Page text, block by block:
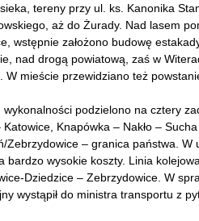
tereny przy ul. ks. Kanonika
aż do Żurady. Nad lasem
wstępnie założono budowę
nad drogą powiatową, zaś w
W mieście przewidziano też
wykonalności podzielono na cztery
Katowice, Knapówka – Nakło –
Zebrzydowice – granica państwa. W
bardzo wysokie koszty. Linia
Dziedzice – Zebrzydowice. W
wystąpił do ministra transportu z